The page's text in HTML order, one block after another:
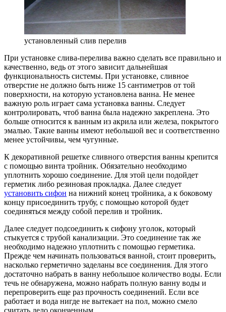
установленный слив перелив
При установке слива-перелива важно сделать все правильно и
качественно, ведь от этого зависит дальнейшая
функциональность системы. При установке, сливное
отверстие не должно быть ниже 15 сантиметров от той
поверхности, на которую установлена ванна. Не менее
важную роль играет сама установка ванны. Следует
контролировать, чтоб ванна была надежно закреплена. Это
больше относится к ванным из акрила или железа, покрытого
эмалью. Такие ванны имеют небольшой вес и соответственно
менее устойчивы, чем чугунные.
К декоративной решетке сливного отверстия ванны крепится
с помощью винта тройник. Обязательно необходимо
уплотнить хорошо соединение. Для этой цели подойдет
герметик либо резиновая прокладка. Далее следует
установить сифон на нижний конец тройника, а к боковому
концу присоединить трубу, с помощью которой будет
соединяться между собой перелив и тройник.
Далее следует подсоединить к сифону уголок, который
стыкуется с трубой канализации. Это соединение так же
необходимо надежно уплотнить с помощью герметика.
Прежде чем начинать пользоваться ванной, стоит проверить,
насколько герметично заделаны все соединения. Для этого
достаточно набрать в ванну небольшое количество воды. Если
течь не обнаружена, можно набрать полную ванну воды и
перепроверить еще раз прочность соединений. Если все
работает и вода нигде не вытекает на пол, можно смело